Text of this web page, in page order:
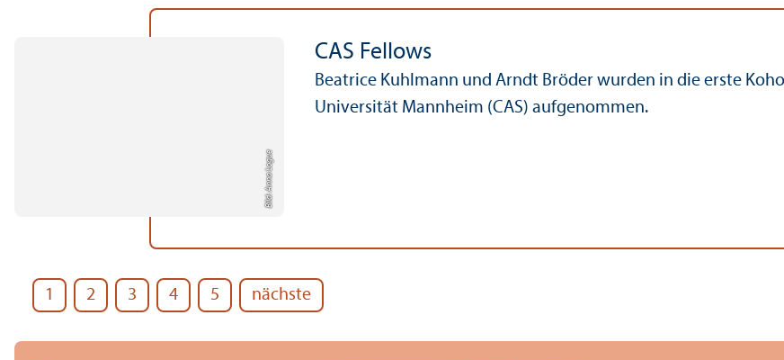
Bild: Anna Logue
CAS Fellows
Beatrice Kuhlmann und Arndt Bröder wurden in die erste
Universität Mannheim (CAS) aufgenommen.
1 2 3 4 5 nächste